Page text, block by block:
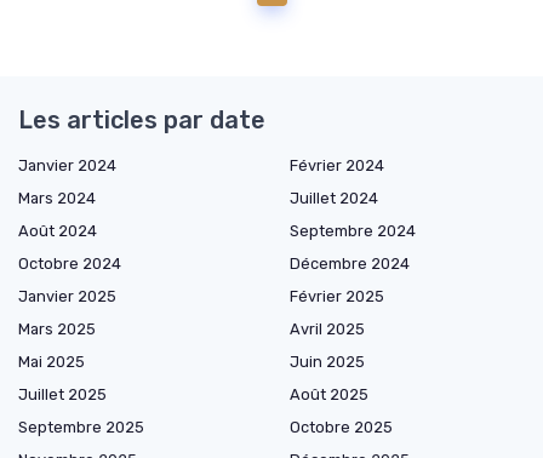
Les articles par date
Janvier 2024
Février 2024
Mars 2024
Juillet 2024
Août 2024
Septembre 2024
Octobre 2024
Décembre 2024
Janvier 2025
Février 2025
Mars 2025
Avril 2025
Mai 2025
Juin 2025
Juillet 2025
Août 2025
Septembre 2025
Octobre 2025